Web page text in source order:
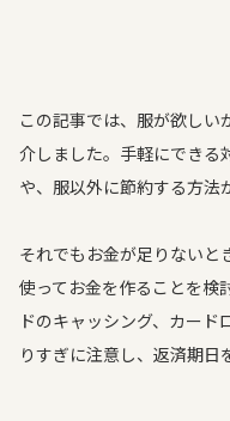
この記事では、服が欲し
介しました。手軽にできる
や、服以外に節約する方法
それでもお金が足りないと
使ってお金を作ることを検
ドのキャッシング、カー
りすぎに注意し、返済期日